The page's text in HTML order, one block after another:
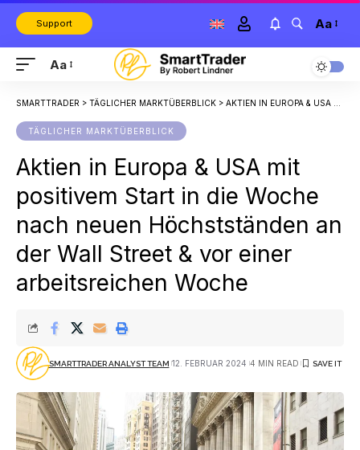
Support Aa
Aa
SMARTTRADER > TÄGLICHER MARKTÜBERBLICK > AKTIEN IN EUROPA & USA MIT POSITIVEM START IN DIE WOCHE NACH NEUEN HÖCHSTSTÄNDEN AN DER WALL STREET & VOR EINER ARBEITSREICHEN WOCHE
TÄGLICHER MARKTÜBERBLICK
Aktien in Europa & USA mit
positivem Start in die Woche
nach neuen Höchstständen an
der Wall Street & vor einer
arbeitsreichen Woche
SMARTTRADER ANALYST TEAM 12. FEBRUAR 2024 4 MIN READ